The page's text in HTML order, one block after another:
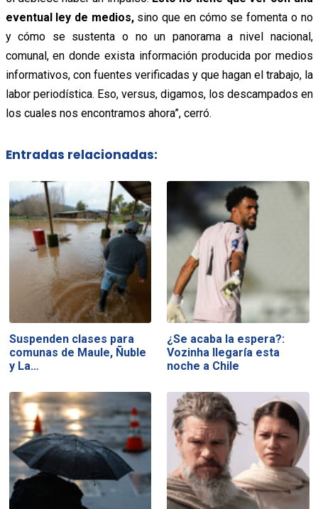
eventual ley de medios,sino que en cómo se fomenta o no
y cómo se sustenta o no un panorama a nivel nacional,
comunal, en donde exista información producida por medios
informativos, con fuentes verificadas y que hagan el trabajo, la
labor periodística. Eso, versus, digamos, los descampados en
los cuales nos encontramos ahora”, cerró.
Entradas relacionadas:
Suspenden clases para
comunas de Maule, Ñuble
y La…
¿Se acaba la espera?:
Vozinha llegaría esta
noche a Chile